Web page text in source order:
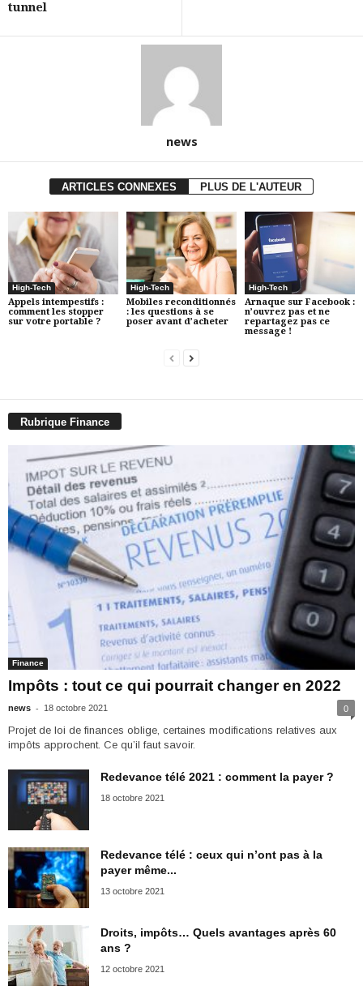
tunnel
news
ARTICLES CONNEXES PLUS DE L'AUTEUR
High-Tech
Appels intempestifs :
comment les stopper
sur votre portable ?
High-Tech
Mobiles reconditionnés
: les questions à se
poser avant d’acheter
High-Tech
Arnaque sur Facebook :
n’ouvrez pas et ne
repartagez pas ce
message !
Rubrique Finance
Finance
Impôts : tout ce qui pourrait changer en 2022
news - 18 octobre 2021 0
Projet de loi de finances oblige, certaines modifications relatives aux
impôts approchent. Ce qu’il faut savoir.
Redevance télé 2021 : comment la payer ?
18 octobre 2021
Redevance télé : ceux qui n’ont pas à la
payer même...
13 octobre 2021
Droits, impôts… Quels avantages après 60
ans ?
12 octobre 2021